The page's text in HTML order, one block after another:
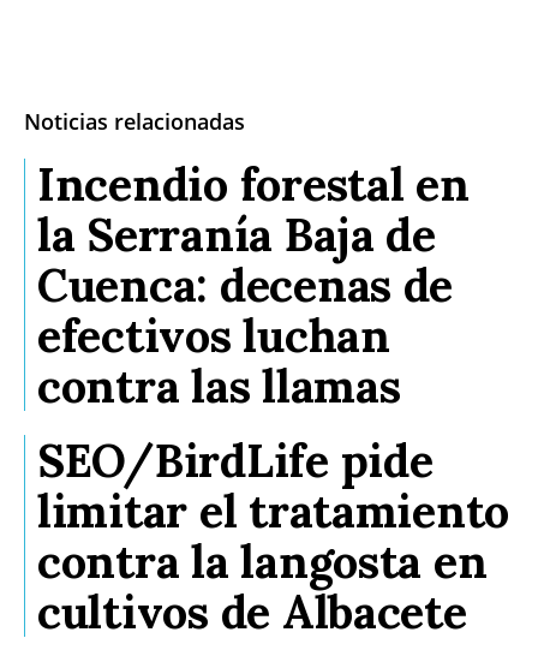
Noticias relacionadas
Incendio forestal en
la Serranía Baja de
Cuenca: decenas de
efectivos luchan
contra las llamas
SEO/BirdLife pide
limitar el tratamiento
contra la langosta en
cultivos de Albacete